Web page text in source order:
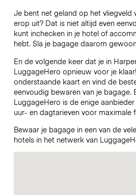
Je bent net geland op het vliegveld
erop uit? Dat is niet altijd even
kunt inchecken in je hotel of
hebt. Sla je bagage daarom
En de volgende keer dat je in
LuggageHero opnieuw voor je
onderstaande kaart en vind de
eenvoudig bewaren van je bagage.
LuggageHero is de enige
uur- en dagtarieven voor maximale
Bewaar je bagage in een van de
hotels in het netwerk van